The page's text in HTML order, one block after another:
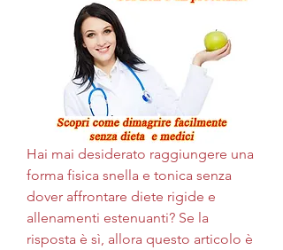
Hai mai desiderato raggiungere una
forma fisica snella e tonica senza
dover affrontare diete rigide e
allenamenti estenuanti? Se la
risposta è sì, allora questo articolo è